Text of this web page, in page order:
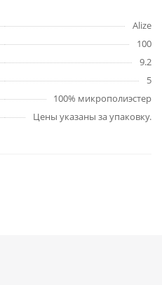
Alize
100
9.2
5
100% микрополиэстер
Цены указаны за упаковку.